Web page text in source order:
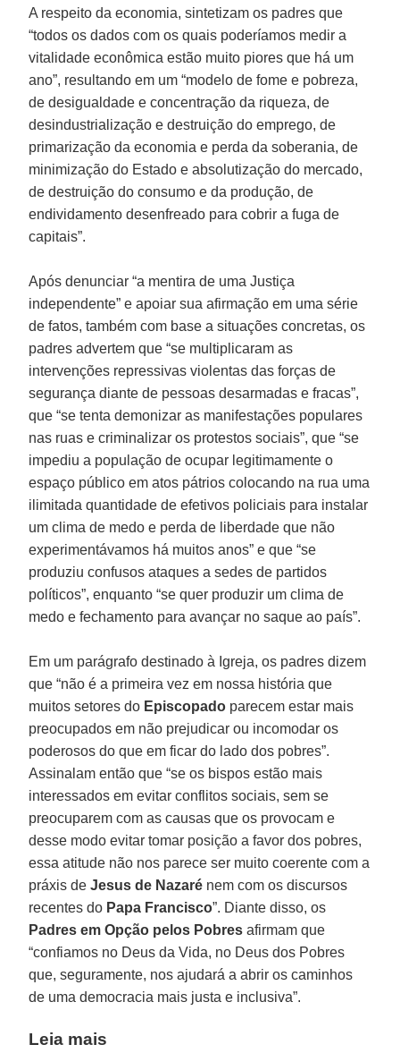
A respeito da economia, sintetizam os padres que
“todos os dados com os quais poderíamos medir a
vitalidade econômica estão muito piores que há um
ano”, resultando em um “modelo de fome e pobreza,
de desigualdade e concentração da riqueza, de
desindustrialização e destruição do emprego, de
primarização da economia e perda da soberania, de
minimização do Estado e absolutização do mercado,
de destruição do consumo e da produção, de
endividamento desenfreado para cobrir a fuga de
capitais”.
Após denunciar “a mentira de uma Justiça
independente” e apoiar sua afirmação em uma série
de fatos, também com base a situações concretas, os
padres advertem que “se multiplicaram as
intervenções repressivas violentas das forças de
segurança diante de pessoas desarmadas e fracas”,
que “se tenta demonizar as manifestações populares
nas ruas e criminalizar os protestos sociais”, que “se
impediu a população de ocupar legitimamente o
espaço público em atos pátrios colocando na rua uma
ilimitada quantidade de efetivos policiais para instalar
um clima de medo e perda de liberdade que não
experimentávamos há muitos anos” e que “se
produziu confusos ataques a sedes de partidos
políticos”, enquanto “se quer produzir um clima de
medo e fechamento para avançar no saque ao país”.
Em um parágrafo destinado à Igreja, os padres dizem
que “não é a primeira vez em nossa história que
muitos setores do Episcopado parecem estar mais
preocupados em não prejudicar ou incomodar os
poderosos do que em ficar do lado dos pobres”.
Assinalam então que “se os bispos estão mais
interessados em evitar conflitos sociais, sem se
preocuparem com as causas que os provocam e
desse modo evitar tomar posição a favor dos pobres,
essa atitude não nos parece ser muito coerente com a
práxis deJesus de Nazaré nem com os discursos
recentes do Papa Francisco”. Diante disso, os
Padres em Opção pelos Pobres afirmam que
“confiamos no Deus da Vida, no Deus dos Pobres
que, seguramente, nos ajudará a abrir os caminhos
de uma democracia mais justa e inclusiva”.
Leia mais